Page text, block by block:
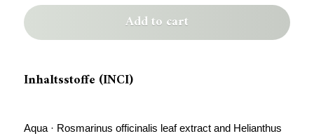
Add to cart
Aqua · Rosmarinus officinalis leaf extract and Helianthus